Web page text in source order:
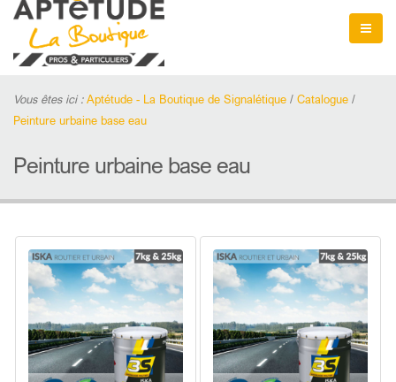
Vous êtes ici :Aptétude - La Boutique de Signalétique / Catalogue /
Peinture urbaine base eau
Peinture urbaine base eau